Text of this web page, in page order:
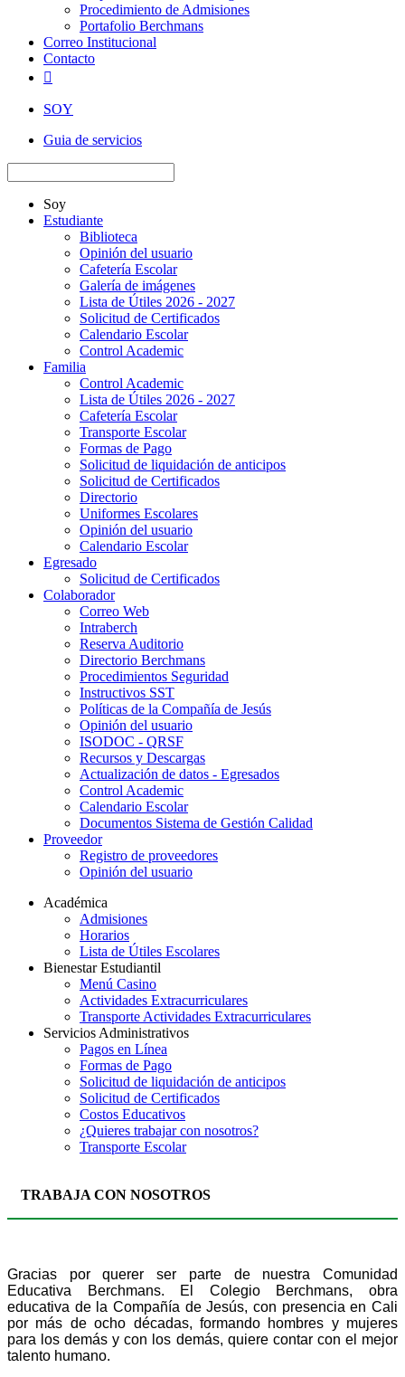
Procedimiento de Admisiones
Portafolio Berchmans
Correo Institucional
Contacto

SOY
Guia de servicios
Soy
Estudiante
Biblioteca
Opinión del usuario
Cafetería Escolar
Galería de imágenes
Lista de Útiles 2026 - 2027
Solicitud de Certificados
Calendario Escolar
Control Academic
Familia
Control Academic
Lista de Útiles 2026 - 2027
Cafetería Escolar
Transporte Escolar
Formas de Pago
Solicitud de liquidación de anticipos
Solicitud de Certificados
Directorio
Uniformes Escolares
Opinión del usuario
Calendario Escolar
Egresado
Solicitud de Certificados
Colaborador
Correo Web
Intraberch
Reserva Auditorio
Directorio Berchmans
Procedimientos Seguridad
Instructivos SST
Políticas de la Compañía de Jesús
Opinión del usuario
ISODOC - QRSF
Recursos y Descargas
Actualización de datos - Egresados
Control Academic
Calendario Escolar
Documentos Sistema de Gestión Calidad
Proveedor
Registro de proveedores
Opinión del usuario
Académica
Admisiones
Horarios
Lista de Útiles Escolares
Bienestar Estudiantil
Menú Casino
Actividades Extracurriculares
Transporte Actividades Extracurriculares
Servicios Administrativos
Pagos en Línea
Formas de Pago
Solicitud de liquidación de anticipos
Solicitud de Certificados
Costos Educativos
¿Quieres trabajar con nosotros?
Transporte Escolar
TRABAJA CON NOSOTROS
Gracias por querer ser parte de nuestra Comunidad
Educativa Berchmans. El Colegio Berchmans, obra
educativa de la Compañía de Jesús, con presencia en Cali
por más de ocho décadas, formando hombres y mujeres
para los demás y con los demás, quiere contar con el mejor
talento humano.